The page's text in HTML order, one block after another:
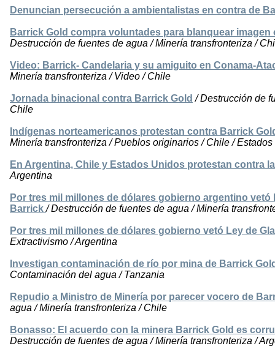
Denuncian persecución a ambientalistas en contra de
Barrick Gold compra voluntades para blanquear imagen
Destrucción de fuentes de agua / Minería transfronteriza /
Video: Barrick- Candelaria y su amiguito en Conama-
Minería transfronteriza / Video / Chile
Jornada binacional contra Barrick Gold / Destrucción de
Chile
Indígenas norteamericanos protestan contra Barrick
Minería transfronteriza / Pueblos originarios / Chile /
En Argentina, Chile y Estados Unidos protestan contra
Argentina
Por tres mil millones de dólares gobierno argentino vetó
Barrick/ Destrucción de fuentes de agua / Minería
Por tres mil millones de dólares gobierno vetó Ley de
Extractivismo / Argentina
Investigan contaminación de río por mina de Barrick
Contaminación del agua / Tanzania
Repudio a Ministro de Minería por parecer vocero de
agua / Minería transfronteriza / Chile
Bonasso: El acuerdo con la minera Barrick Gold es
Destrucción de fuentes de agua / Minería transfronteriza /